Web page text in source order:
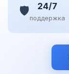
🛡️ 24/7
поддержка